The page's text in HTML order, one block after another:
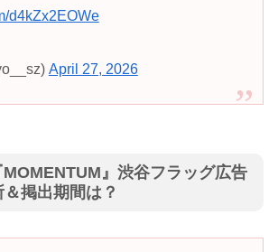
d4kZx2EOWe
April 27, 2026
』渋谷フラッグ広告
掲出期間は？